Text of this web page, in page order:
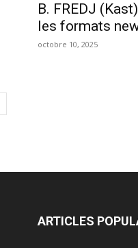
B. FREDJ
les formats
octobre 10, 2025
ARTICLES